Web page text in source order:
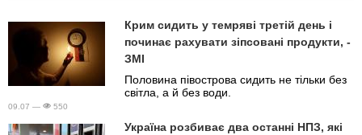
Крим сидить у темряві третій день і
починає рахувати зіпсовані продукти, -
ЗМІ
Половина півострова сидить не тільки без
світла, а й без води.
09.07 — 550
Україна розбиває два останні НПЗ, які